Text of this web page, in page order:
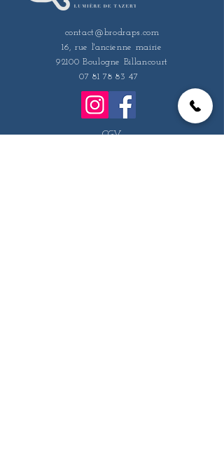
contact@brodraps.com
16, rue l'ancienne mairie
92100 Boulogne Billancourt
07 81 78 83 47
CGV